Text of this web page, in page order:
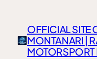
kontenOFFICIAL SITE
MONTANARI |
MOTORSPORT